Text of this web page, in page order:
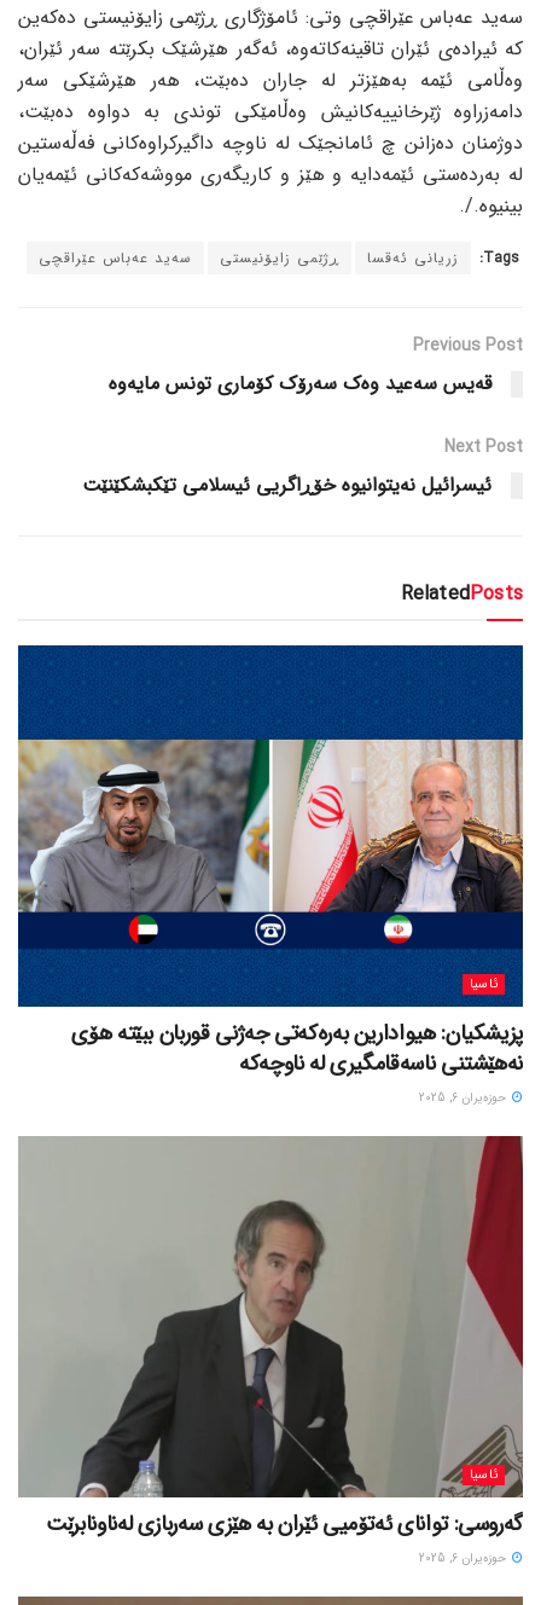
سەید عەباس عێراقچی وتی: ئامۆژگاری ڕژێمی زایۆنیستی دەکەین
کە ئیرادەی ئێران تاقینەکاتەوە، ئەگەر هێرشێک بکرێتە سەر ئێران،
وەڵامی ئێمە بەهێزتر لە جاران دەبێت، هەر هێرشێکی سەر
دامەزراوە ژێرخانییەکانیش وەڵامێکی توندی بە دواوە دەبێت،
دوژمنان دەزانن چ ئامانجێک لە ناوچە داگیرکراوەکانی فەڵەستین
لە بەردەستی ئێمەدایە و هێز و کاریگەری مووشەکەکانی ئێمەیان
بینیوە./.
Tags: زریانی ئەقسا ڕژێمی زایۆنیستی سەید عەباس عێراقچی
Previous Post
قەیس سەعید وەک سەرۆک کۆماری تونس مایەوە
Next Post
ئیسرائیل نەیتوانیوە خۆڕاگریی ئیسلامی تێکبشکێنێت
RelatedPosts
ئاسیا
پزیشکیان: هیوادارین بەرەکەتی جەژنی قوربان ببێتە هۆی
نەهێشتنی ناسەقامگیری لە ناوچەکە
حوزه‌یران 6, 2025
ئاسیا
گەروسی: توانای ئەتۆمیی ئێران بە هێزی سەربازی لەناونابرێت
حوزه‌یران 6, 2025